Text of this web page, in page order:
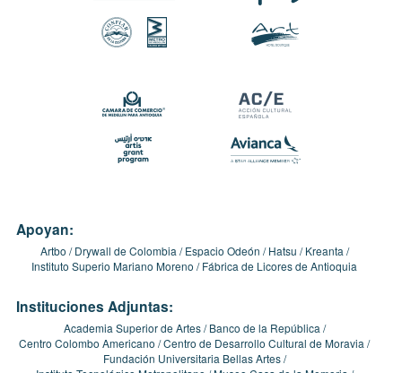
Apoyan:
Artbo Drywall de Colombia Espacio Odeón Hatsu
Kreanta
Instituto Superio Mariano Moreno
Fábrica de Licores de Antioquia
Instituciones Adjuntas:
Academia Superior de Artes
Banco de la República
Centro Colombo Americano Centro de Desarrollo Cultural de Moravia
Fundación Universitaria Bellas Artes